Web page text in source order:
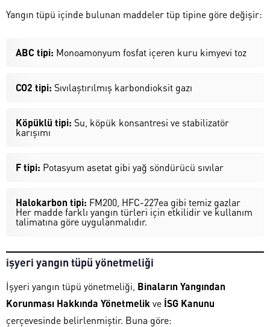
Yangın tüpü içinde bulunan maddeler tüp tipine göre değişir:
ABC tipi: Monoamonyum fosfat içeren kuru kimyevi toz
CO2 tipi: Sıvılaştırılmış karbondioksit gazı
Köpüklü tipi: Su, köpük konsantresi ve stabilizatör
karışımı
F tipi: Potasyum asetat gibi yağ söndürücü sıvılar
Halokarbon tipi: FM200, HFC-227ea gibi temiz gazlar
Her madde farklı yangın türleri için etkilidir ve kullanım
talimatına göre uygulanmalıdır.
işyeri yangın tüpü yönetmeliği
İşyeri yangın tüpü yönetmeliği, Binaların Yangından
Korunması Hakkında Yönetmelikve İSG Kanunu
çerçevesinde belirlenmiştir. Buna göre: